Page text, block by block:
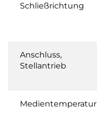
Schließrichtung
Anschluss,
Stellantrieb
Medientemperatur